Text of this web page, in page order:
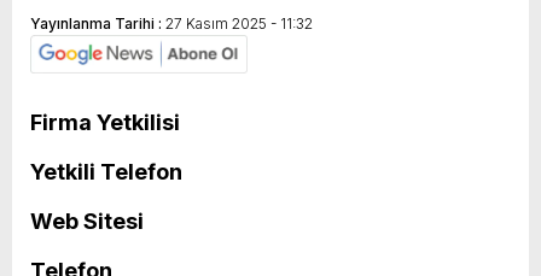
Yayınlanma Tarihi : 27 Kasım 2025 - 11:32
Firma Yetkilisi
Yetkili Telefon
Web Sitesi
Telefon